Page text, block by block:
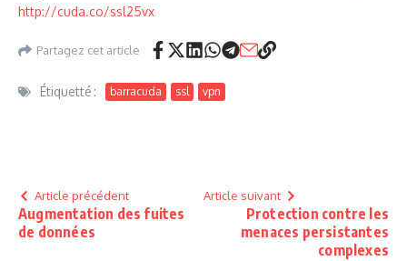
http://cuda.co/ssl25vx
Partagez cet article
Étiquetté : barracuda ssl vpn
Article précédent
Augmentation des fuites
de données
Article suivant
Protection contre les
menaces persistantes
complexes